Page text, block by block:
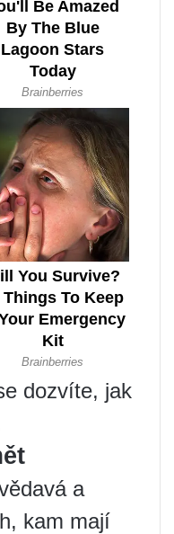
dozvíte, jak
a
kam mají